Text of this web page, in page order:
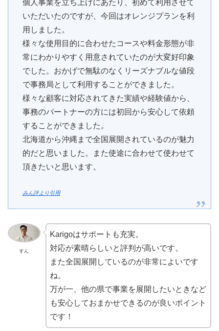
個人事業を立ち上げにあたり、初めて利用させて
いただいたのですが、今回はオレンジプランを利
用しました。
様々な使用目的に合わせたコースや料金形態が非
常にわかりやすく用意されていたのが大変好印象
でした。おかげで無駄のなくリーズナブルな値段
で事務局として利用することができました。
様々な顧客に対応されてきた実績や経験値から、
事務のパートナーの方には初回から安心して依頼
することができました。
北海道から沖縄まで全国展開されているのが魅力
的だと思いました。また使途に合わせて使わせて
頂きたいと思います。
みん評より引用
すん
Karigoはサポートも充実。
対応が素晴らしいと評判が高いです。
また全国展開しているのが非常によいです
ね。
万が一、他の県で事業を展開したいときなど
も安心しておまかせできるのが良いポイント
です！